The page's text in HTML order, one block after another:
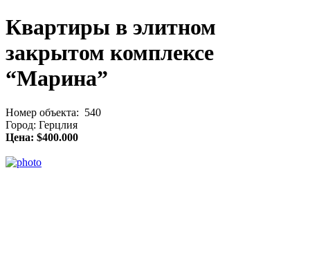
Квартиры в элитном
закрытом комплексе
“Марина”
Номер объекта: 540
Город: Герцлия
Цена: $400.000